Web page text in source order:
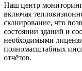
Наш центр
включая
сканирование, что
состоянии зданий и
необходимыми
полномасштабных
отчётов.